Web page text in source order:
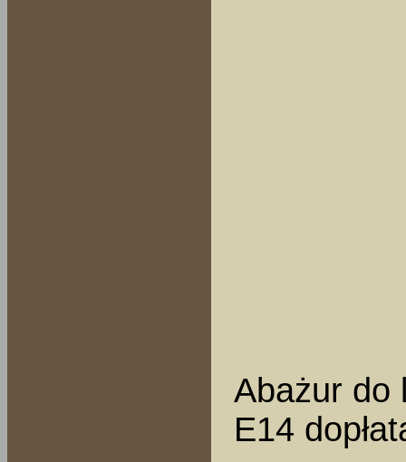
Abażur do
E14